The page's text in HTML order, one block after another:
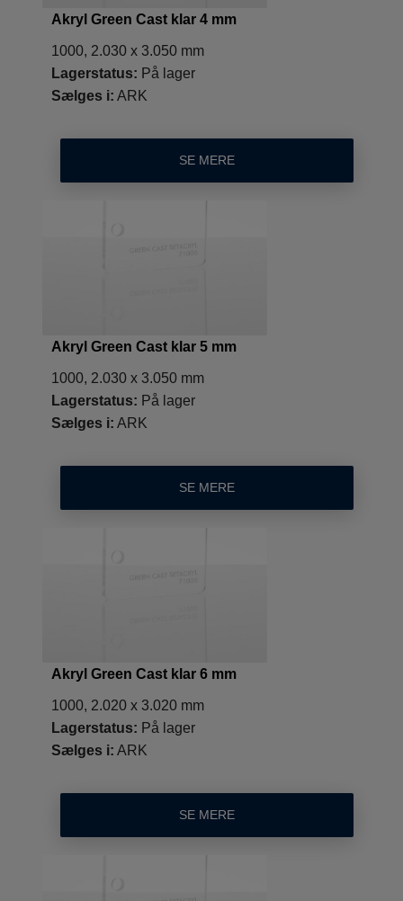
Akryl Green Cast klar 4 mm
1000, 2.030 x 3.050 mm
Lagerstatus: På lager
Sælges i: ARK
SE MERE
Akryl Green Cast klar 5 mm
1000, 2.030 x 3.050 mm
Lagerstatus: På lager
Sælges i: ARK
SE MERE
Akryl Green Cast klar 6 mm
1000, 2.020 x 3.020 mm
Lagerstatus: På lager
Sælges i: ARK
SE MERE